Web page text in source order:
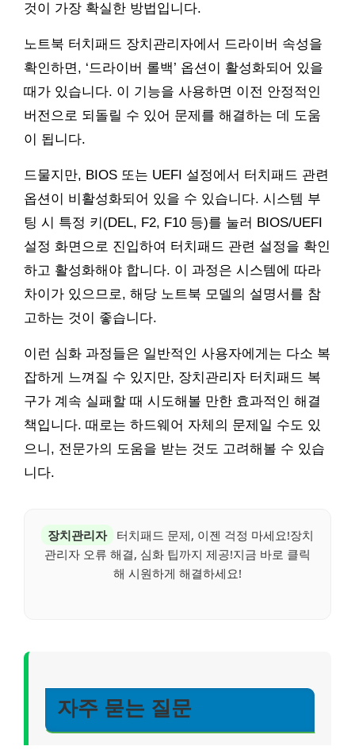
것이 가장 확실한 방법입니다.
노트북 터치패드 장치관리자에서 드라이버 속성을
확인하면, ‘드라이버 롤백’ 옵션이 활성화되어 있을
때가 있습니다. 이 기능을 사용하면 이전 안정적인
버전으로 되돌릴 수 있어 문제를 해결하는 데 도움
이 됩니다.
드물지만, BIOS 또는 UEFI 설정에서 터치패드 관련
옵션이 비활성화되어 있을 수 있습니다. 시스템 부
팅 시 특정 키(DEL, F2, F10 등)를 눌러 BIOS/UEFI
설정 화면으로 진입하여 터치패드 관련 설정을 확인
하고 활성화해야 합니다. 이 과정은 시스템에 따라
차이가 있으므로, 해당 노트북 모델의 설명서를 참
고하는 것이 좋습니다.
이런 심화 과정들은 일반적인 사용자에게는 다소 복
잡하게 느껴질 수 있지만, 장치관리자 터치패드 복
구가 계속 실패할 때 시도해볼 만한 효과적인 해결
책입니다. 때로는 하드웨어 자체의 문제일 수도 있
으니, 전문가의 도움을 받는 것도 고려해볼 수 있습
니다.
장치관리자
터치패드 문제, 이젠 걱정 마세요!장치
관리자 오류 해결, 심화 팁까지 제공!지금 바로 클릭
해 시원하게 해결하세요!
자주 묻는 질문